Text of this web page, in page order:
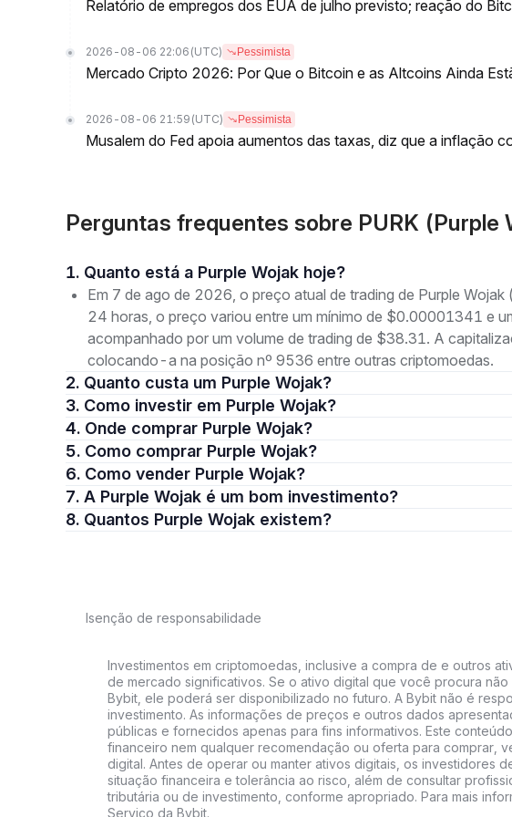
Relatório de empregos dos EUA de julho previsto; reação do
2026-08-06 22:06 (UTC) Pessimista
Mercado Cripto 2026: Por Que o Bitcoin e as Altcoins Ainda
2026-08-06 21:59 (UTC) Pessimista
Musalem do Fed apoia aumentos das taxas, diz que a inflação
Perguntas frequentes sobre PURK (Purple
1. Quanto está a Purple Wojak hoje?
Em 7 de ago de 2026, o preço atual de trading de Purple
24 horas, o preço variou entre um mínimo de $0.00001341 e
acompanhado por um volume de trading de $38.31. A
colocando-a na posição nº 9536 entre outras criptomoedas.
2. Quanto custa um Purple Wojak?
3. Como investir em Purple Wojak?
4. Onde comprar Purple Wojak?
5. Como comprar Purple Wojak?
6. Como vender Purple Wojak?
7. A Purple Wojak é um bom investimento?
8. Quantos Purple Wojak existem?
Isenção de responsabilidade
Investimentos em criptomoedas, inclusive a compra de e outros
de mercado significativos. Se o ativo digital que você procura
Bybit, ele poderá ser disponibilizado no futuro. A Bybit não é
investimento. As informações de preços e outros dados
públicas e fornecidos apenas para fins informativos. Este
financeiro nem qualquer recomendação ou oferta para comprar,
digital. Antes de operar ou manter ativos digitais, os investidores
situação financeira e tolerância ao risco, além de consultar
tributária ou de investimento, conforme apropriado. Para mais
Serviço da Bybit.